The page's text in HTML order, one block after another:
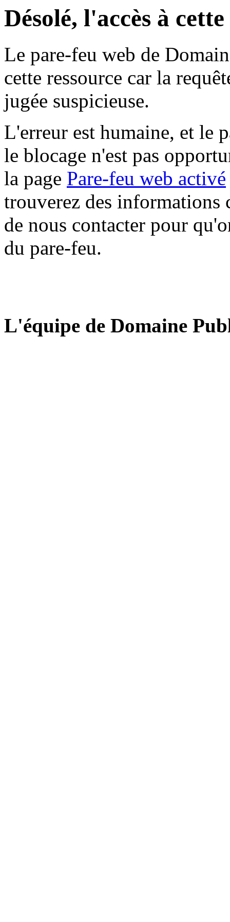
Désolé, l'accès à
Le pare-feu web de
cette ressource car la
jugée suspicieuse.
L'erreur est humaine, et le
le blocage n'est pas
la page Pare-feu web activé
trouverez des informations
de nous contacter pour
du pare-feu.
L'équipe de Domaine